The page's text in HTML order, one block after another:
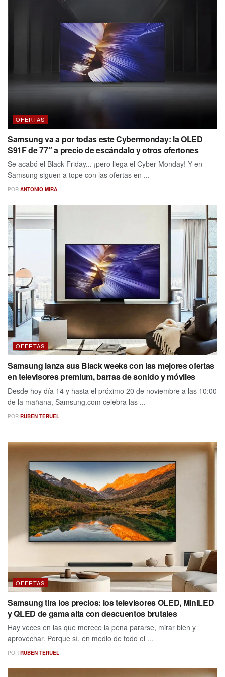
OFERTAS
Samsung va a por todas este Cybermonday: la OLED
S91F de 77″ a precio de escándalo y otros ofertones
Se acabó el Black Friday... ¡pero llega el Cyber Monday! Y en
Samsung siguen a tope con las ofertas en ...
POR ANTONIO MIRA
OFERTAS
Samsung lanza sus Black weeks con las mejores ofertas
en televisores premium, barras de sonido y móviles
Desde hoy día 14 y hasta el próximo 20 de noviembre a las 10:00
de la mañana, Samsung.com celebra las ...
POR RUBEN TERUEL
OFERTAS
Samsung tira los precios: los televisores OLED, MiniLED
y QLED de gama alta con descuentos brutales
Hay veces en las que merece la pena pararse, mirar bien y
aprovechar. Porque sí, en medio de todo el ...
POR RUBEN TERUEL